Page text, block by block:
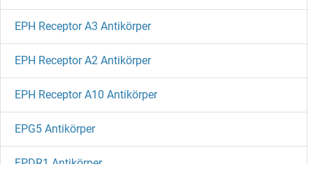
EPH Receptor A3 Antikörper
EPH Receptor A2 Antikörper
EPH Receptor A10 Antikörper
EPG5 Antikörper
EPDR1 Antikörper